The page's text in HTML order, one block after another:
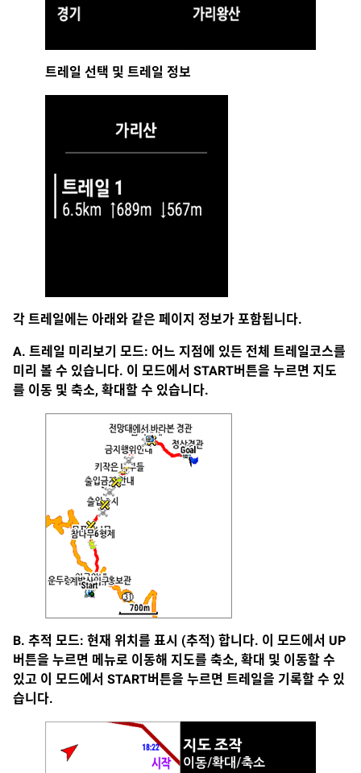
트레일 선택 및 트레일 정보
각 트레일에는 아래와 같은 페이지 정보가 포함됩니다.
A. 트레일 미리보기 모드: 어느 지점에 있든 전체 트레일코스를
미리 볼 수 있습니다. 이 모드에서 START버튼을 누르면 지도
를 이동 및 축소, 확대할 수 있습니다.
B. 추적 모드: 현재 위치를 표시 (추적) 합니다. 이 모드에서 UP
버튼을 누르면 메뉴로 이동해 지도를 축소, 확대 및 이동할 수
있고 이 모드에서 START버튼을 누르면 트레일을 기록할 수 있
습니다.